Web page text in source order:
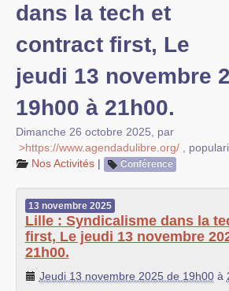
dans la tech et
contract first, Le
jeudi 13 novembre
19h00 à 21h00.
Dimanche 26 octobre 2025
par
>https://www.agendadulibre.org/
Nos Activités | Conférence
13 novembre 2025
Lille : Syndicalisme dans la
first, Le jeudi 13 novembre
21h00.
Jeudi 13 novembre 2025 de 19h00à